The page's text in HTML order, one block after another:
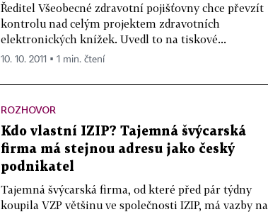
Ředitel Všeobecné zdravotní pojišťovny chce převzít
kontrolu nad celým projektem zdravotních
elektronických knížek. Uvedl to na tiskové...
10. 10. 2011 ▪ 1 min. čtení
ROZHOVOR
Kdo vlastní IZIP? Tajemná švýcarská
firma má stejnou adresu jako český
podnikatel
Tajemná švýcarská firma, od které před pár týdny
koupila VZP většinu ve společnosti IZIP, má vazby na